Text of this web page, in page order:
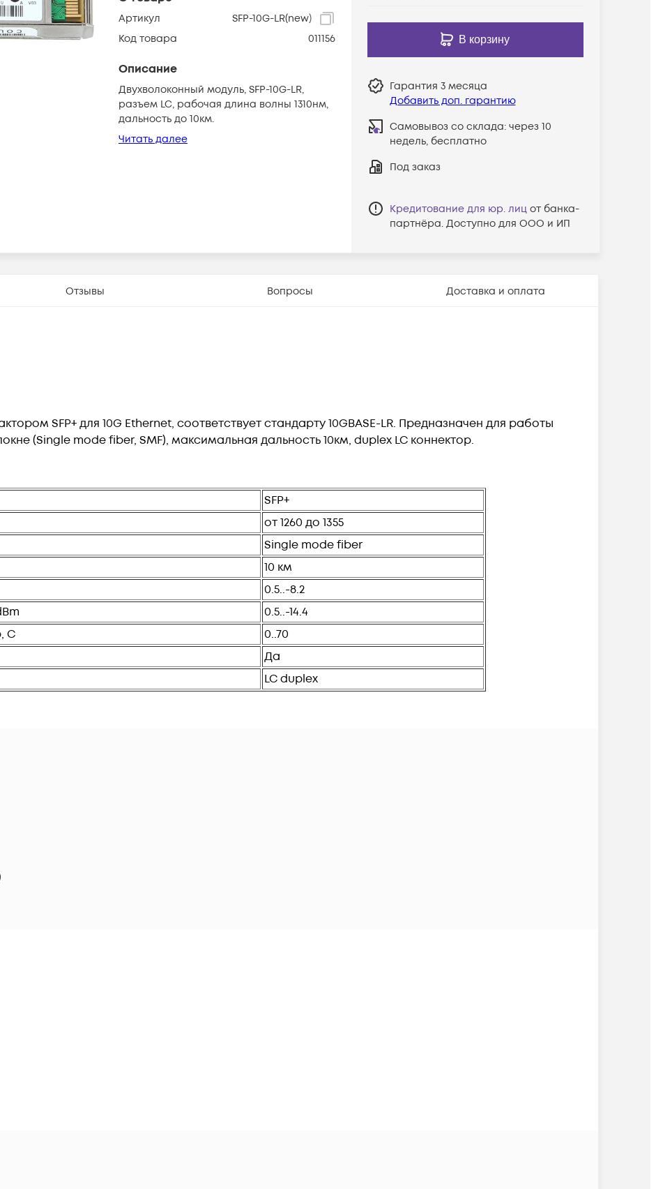
Артикул
SFP-10G-LR(new)
Код товара
011156
Описание
Двухволоконный модуль, SFP-10G-LR,
разъем LC, рабочая длина волны 1310нм,
дальность до 10км.
Читать далее
В корзину
Гарантия 3 месяца
Добавить доп. гарантию
Самовывоз со склада: через 10
недель, бесплатно
Под заказ
Кредитование для юр. лиц от банка-
партнёра. Доступно для ООО и ИП
Отзывы Вопросы Доставка и оплата
SFP+ для 10G Ethernet, соответствует стандарту 10GBASE-LR. Предназначен для работы
(Single mode fiber, SMF), максимальная дальность 10км, duplex LC коннектор.
SFP+
от 1260 до 1355
Single mode fiber
10 км
0.5..-8.2
0.5..-14.4
С
0..70
Да
LC duplex